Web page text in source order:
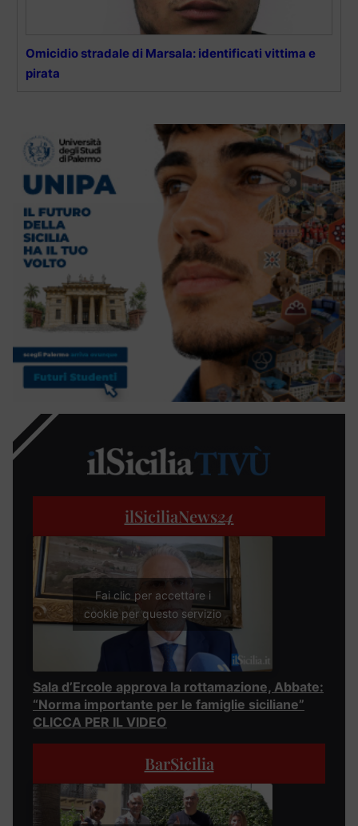
Omicidio stradale di Marsala: identificati vittima e
pirata
ilSiciliaNews24
Fai clic per accettare i
cookie per questo servizio
Sala d’Ercole approva la rottamazione, Abbate:
“Norma importante per le famiglie siciliane”
CLICCA PER IL VIDEO
BarSicilia